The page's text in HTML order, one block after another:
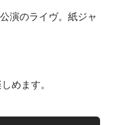
演のライヴ。紙ジャ
めます。